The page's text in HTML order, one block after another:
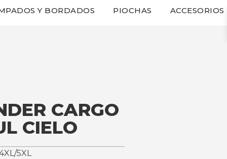
Y BORDADOS PIOCHAS ACCESORIOS
CARGO
CIELO
5XL